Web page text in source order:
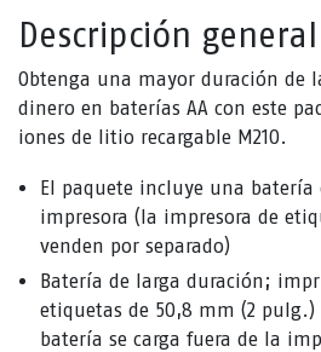
Descripción general
Obtenga una mayor duración de
dinero en baterías AA con este
iones de litio recargable M210.
El paquete incluye una batería
impresora (la impresora de
venden por separado)
Batería de larga duración;
etiquetas de 50,8 mm (2 pulg.)
batería se carga fuera de la